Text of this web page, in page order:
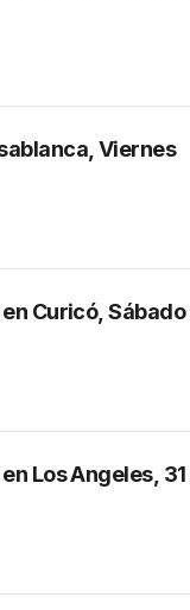
Viernes
Curicó, Sábado
Los Angeles, 31